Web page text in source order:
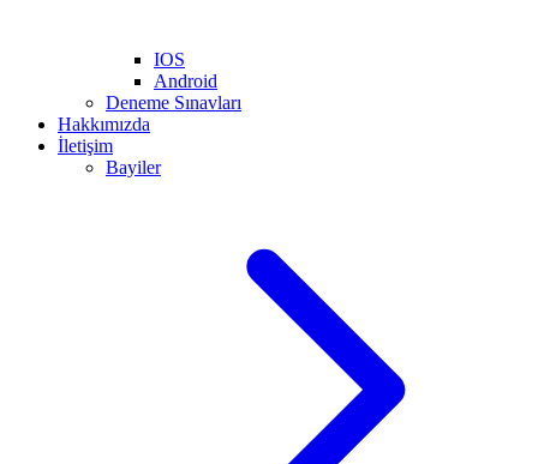
IOS
Android
Deneme Sınavları
Hakkımızda
İletişim
Bayiler